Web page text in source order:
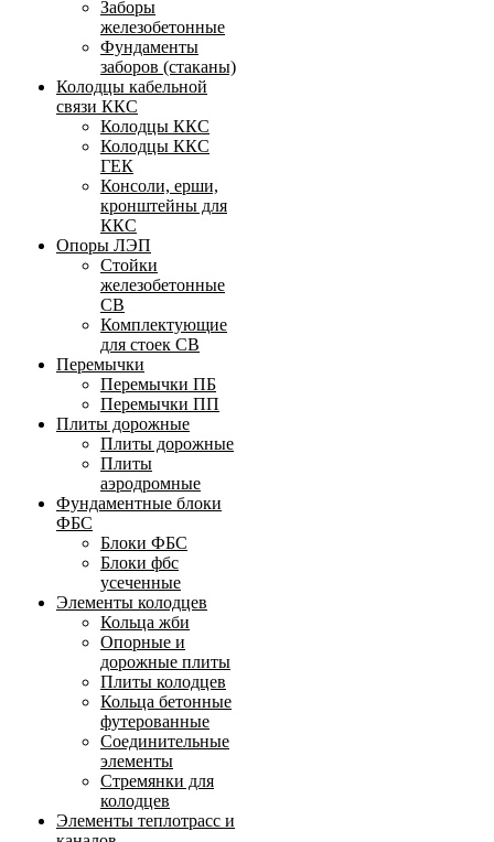
Заборы
железобетонные
Фундаменты
заборов (стаканы)
Колодцы кабельной
связи ККС
Колодцы ККС
Колодцы ККС
ГЕК
Консоли, ерши,
кронштейны для
ККС
Опоры ЛЭП
Стойки
железобетонные
СВ
Комплектующие
для стоек СВ
Перемычки
Перемычки ПБ
Перемычки ПП
Плиты дорожные
Плиты дорожные
Плиты
аэродромные
Фундаментные блоки
ФБС
Блоки ФБС
Блоки фбс
усеченные
Элементы колодцев
Кольца жби
Опорные и
дорожные плиты
Плиты колодцев
Кольца бетонные
футерованные
Соединительные
элементы
Стремянки для
колодцев
Элементы теплотрасс и